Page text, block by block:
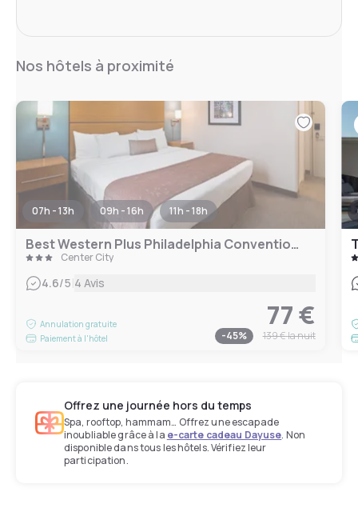
Nos hôtels à proximité
07h - 13h 09h - 16h 11h - 18h
Best Western Plus Philadelphia Convention Center Hotel
Center City
4.6/5|4 Avis
Annulation gratuite
Paiement à l'hôtel
77 €
-45% 139 €la nuit
Offrez une journée hors du temps
Spa, rooftop, hammam… Offrez une escapade
inoubliable grâce à la e-carte cadeau Dayuse. Non
disponible dans tous les hôtels. Vérifiez leur
participation.